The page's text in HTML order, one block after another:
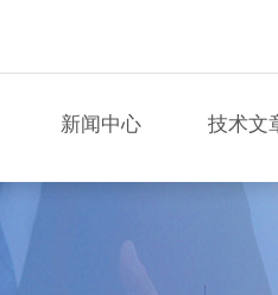
新闻中心 技术文